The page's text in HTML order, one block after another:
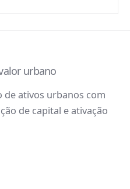
urbano
de ativos urbanos com
de capital e ativação